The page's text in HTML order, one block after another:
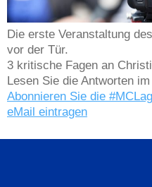
Die erste Veranstaltung
vor der Tür.
3 kritische Fagen an
Lesen Sie die Antworten
Abonnieren Sie die
eMail eintragen